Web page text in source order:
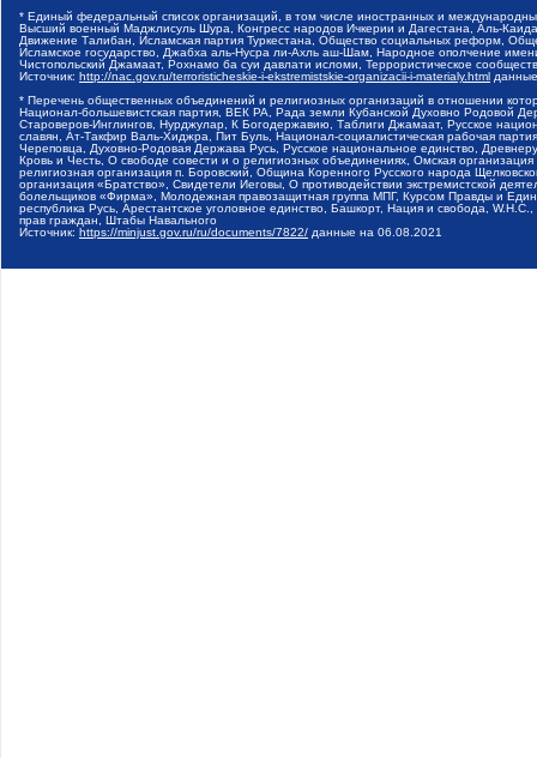
* Единый федеральный список организаций, в том числе иностранных и
Высший военный Маджлисуль Шура, Конгресс народов Ичкерии и Дагестана, Аль-
Движение Талибан, Исламская партия Туркестана, Общество социальных реформ,
Исламское государство, Джабха аль-Нусра ли-Ахль аш-Шам, Народное ополчение
Чистопольский Джамаат, Рохнамо ба суи давлати исломи, Террористическое
Источник: http://nac.gov.ru/terroristicheskie-i-ekstremistskie-organizacii-i-materialy.html
* Перечень общественных объединений и религиозных организаций в отношении
Национал-большевистская партия, ВЕК РА, Рада земли Кубанской Духовно Родовой
Староверов-Инглингов, Нурджулар, К Богодержавию, Таблиги Джамаат, Русское
славян, Ат-Такфир Валь-Хиджра, Пит Буль, Национал-социалистическая рабочая
Череповца, Духовно-Родовая Держава Русь, Русское национальное единство,
Кровь и Честь, О свободе совести и о религиозных объединениях, Омская
религиозная организация п. Боровский, Община Коренного Русского народа
организация «Братство», Свидетели Иеговы, О противодействии экстремистской
болельщиков «Фирма», Молодежная правозащитная группа МПГ, Курсом Правды и
республика Русь, Арестантское уголовное единство, Башкорт, Нация и свобода,
прав граждан, Штабы Навального
Источник: https://minjust.gov.ru/ru/documents/7822/ данные на 06.08.2021